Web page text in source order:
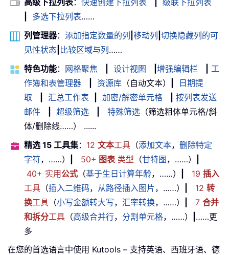
高级下拉列表： 快速创建下拉列表
级联下拉列表
多选下拉列表……
列管理器： 添加指定数量的列 移动列 切换隐藏列的可
见性状态 比较区域与列 ……
特色功能： 网格聚焦 设计视图 增强编辑栏
工
作簿和表管理器
资源库 （自动文本）
日期提
取
汇总工作表 加密/解密单元格
按列表发送
邮件
超级筛选 特殊筛选 （筛选粗体单元格/斜
体/删除线……） ......
精选 15 工具集： 12 文本工具 （添加文本， 删除特定
字符，……） 50+ 图表类型 （甘特图 ，……）
40+ 实用公式 （基于生日计算年龄，……） 19 插入
工具 （插入二维码， 从路径插入图片，……） 12 转
换工具 （小写金额转大写， 汇率转换，……） 7 合并
和拆分工具 （高级合并行， 分割单元格，……）
……更
多
在您的首选语言中使用 Kutools – 支持英语、西班牙语、德